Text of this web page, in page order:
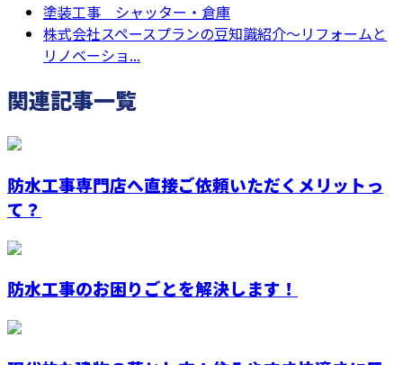
塗装工事 シャッター・倉庫
株式会社スペースプランの豆知識紹介～リフォームと
リノベーショ...
関連記事一覧
防水工事専門店へ直接ご依頼いただくメリットっ
て？
防水工事のお困りごとを解決します！